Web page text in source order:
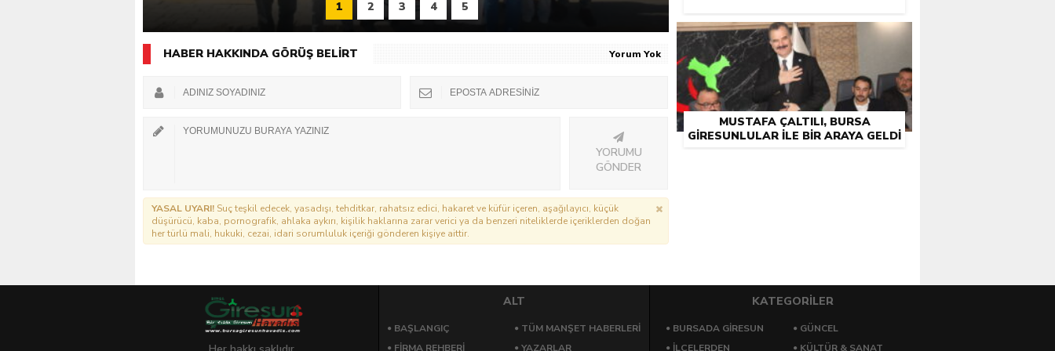
1 2 3 4 5
HABER HAKKINDA GÖRÜŞ BELİRT Yorum Yok
YORUMU
GÖNDER
YASAL UYARI! Suç teşkil edecek, yasadışı, tehditkar, rahatsız edici, hakaret ve küfür içeren, aşağılayıcı, küçük
düşürücü, kaba, pornografik, ahlaka aykırı, kişilik haklarına zarar verici ya da benzeri niteliklerde içeriklerden doğan
her türlü mali, hukuki, cezai, idari sorumluluk içeriği gönderen kişiye aittir.
MUSTAFA ÇALTILI, BURSA
GIRESUNLULAR İLE BIR ARAYA GELDI
ALT
BAŞLANGIÇ
TÜM MANŞET HABERLERİ
FİRMA REHBERİ
YAZARLAR
KATEGORİLER
BURSADA GİRESUN
GÜNCEL
İLÇELERDEN
KÜLTÜR & SANAT